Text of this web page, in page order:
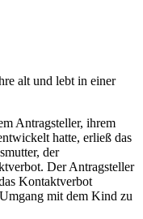
alt und lebt in einer
Antragsteller, ihrem
hatte, erließ das
der
Der Antragsteller
Kontaktverbot
mit dem Kind zu